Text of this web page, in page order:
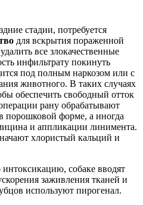
стадии, потребуется
для вскрытия пораженной
все злокачественные
инфильтрату покинуть
под полным наркозом или с
животного. В таких случаях
обеспечить свободный отток
рану обрабатывают
порошковой форме, а иногда
и аппликации линимента.
хлористый кальций и
собаке вводят
заживления тканей и
используют пирогенал.